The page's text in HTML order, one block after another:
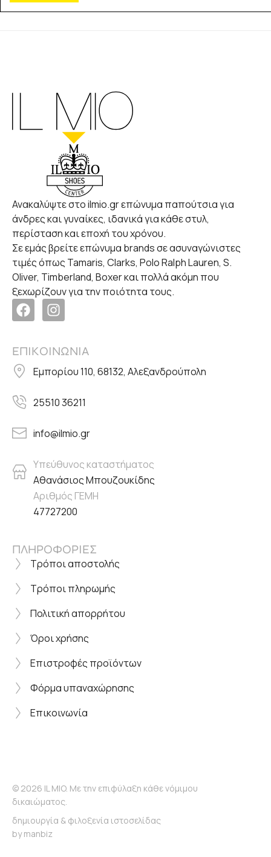
Ανακαλύψτε στο ilmio.gr επώνυμα παπούτσια για
άνδρες και γυναίκες, ιδανικά για κάθε στυλ,
περίσταση και εποχή του χρόνου.
Σε εμάς βρείτε επώνυμα brands σε ασυναγώνιστες
τιμές όπως Tamaris, Clarks, Polo Ralph Lauren, S.
Oliver, Timberland, Boxer και πολλά ακόμη που
ξεχωρίζουν για την ποιότητα τους.
ΕΠΙΚΟΙΝΩΝΙΑ
Εμπορίου 110, 68132, Αλεξανδρούπολη
25510 36211
info@ilmio.gr
Υπεύθυνος καταστήματος
Αθανάσιος Μπουζουκίδης
Αριθμός ΓΕΜΗ
47727200
ΠΛΗΡΟΦΟΡΙΕΣ
Τρόποι αποστολής
Τρόποι πληρωμής
Πολιτική απορρήτου
Όροι χρήσης
Επιστροφές προϊόντων
Φόρμα υπαναχώρησης
Επικοινωνία
© 2026 IL MIO. Με την επιφύλαξη κάθε νόμιμου
δικαιώματος.
δημιουργία & φιλοξενία ιστοσελίδας
bymanbiz